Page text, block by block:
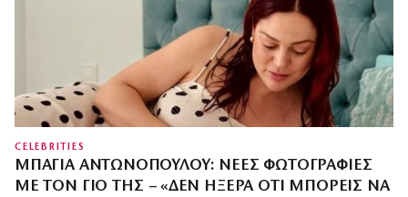
CELEBRITIES
ΜΠΆΓΙΑ ΑΝΤΩΝΟΠΟΎΛΟΥ: ΝΈΕΣ ΦΩΤΟΓΡΑΦΊΕΣ
ΜΕ ΤΟΝ ΓΙΟ ΤΗΣ – «ΔΕΝ ΉΞΕΡΑ ΌΤΙ ΜΠΟΡΕΊΣ ΝΑ